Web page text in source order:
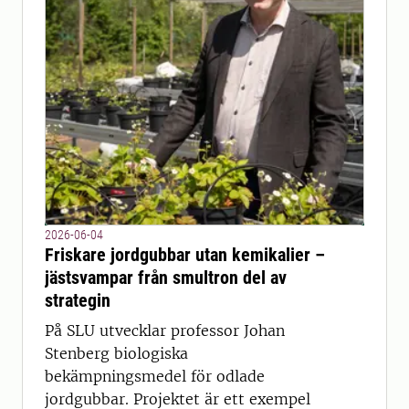
2026-06-04
Friskare jordgubbar utan kemikalier –
jästsvampar från smultron del av
strategin
På SLU utvecklar professor Johan
Stenberg biologiska
bekämpningsmedel för odlade
jordgubbar. Projektet är ett exempel